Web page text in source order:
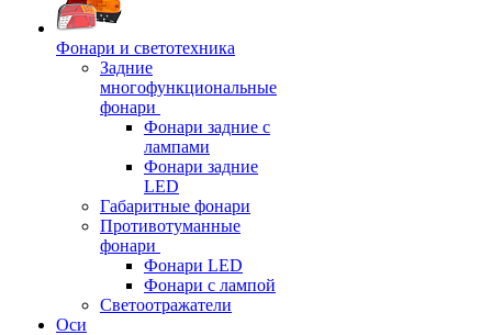
Фонари и светотехника
Задние
многофункциональные
фонари
Фонари задние с
лампами
Фонари задние
LED
Габаритные фонари
Противотуманные
фонари
Фонари LED
Фонари с лампой
Светоотражатели
Оси